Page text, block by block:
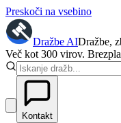
Preskoči na vsebino
Dražbe AIDražbe,
Več kot 300 virov.
Kontakt